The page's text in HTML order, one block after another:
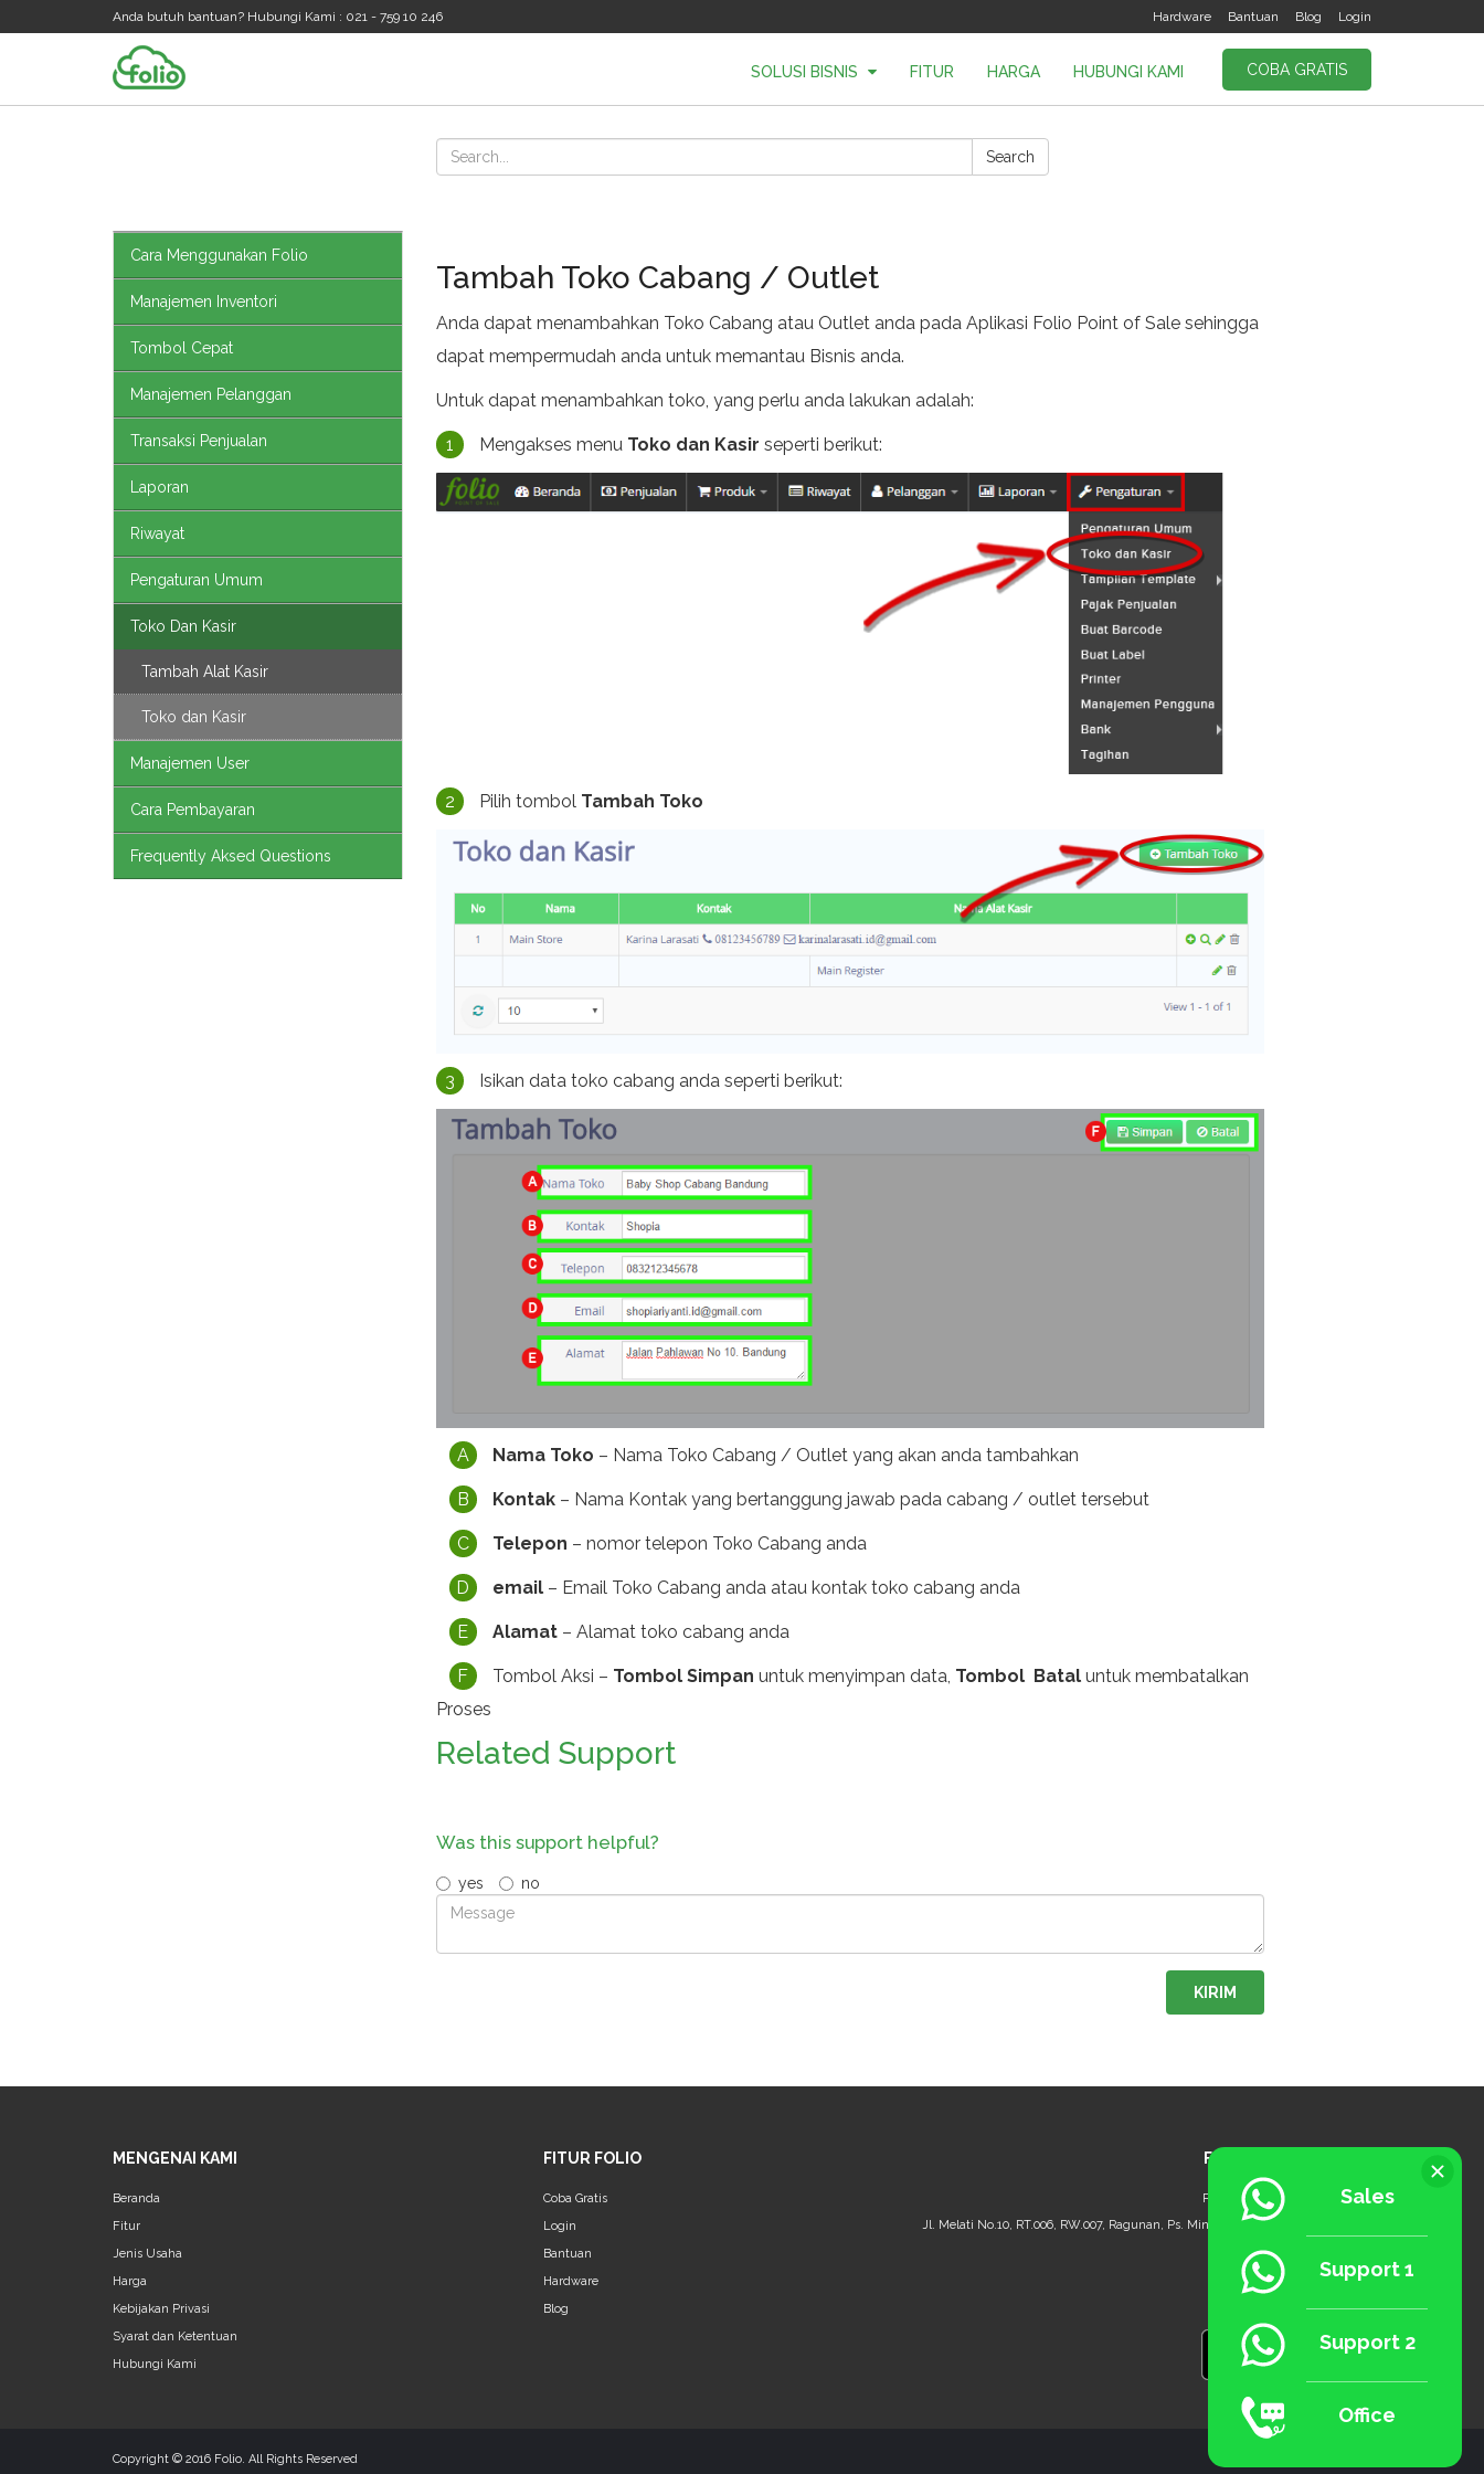
Anda butuh bantuan? Hubungi Kami : 021 - 759 10 246 Login
Blog
Bantuan
Hardware
COBA GRATIS
SOLUSI BISNIS FITUR HARGA HUBUNGI KAMI
Search
Cara Menggunakan Folio
Manajemen Inventori
Tombol Cepat
Manajemen Pelanggan
Transaksi Penjualan
Laporan
Riwayat
Pengaturan Umum
Toko Dan Kasir
Tambah Alat Kasir
Toko dan Kasir
Manajemen User
Cara Pembayaran
Frequently Aksed Questions
Tambah Toko Cabang / Outlet
Anda dapat menambahkan Toko Cabang atau Outlet anda pada Aplikasi Folio Point of Sale sehingga
dapat mempermudah anda untuk memantau Bisnis anda.
Untuk dapat menambahkan toko, yang perlu anda lakukan adalah:
1 Mengakses menu Toko dan Kasir seperti berikut:
2 Pilih tombol Tambah Toko
3 Isikan data toko cabang anda seperti berikut:
A Nama Toko – Nama Toko Cabang / Outlet yang akan anda tambahkan
B Kontak– Nama Kontak yang bertanggung jawab pada cabang / outlet tersebut
C Telepon – nomor telepon Toko Cabang anda
D email– Email Toko Cabang anda atau kontak toko cabang anda
E Alamat– Alamat toko cabang anda
F Tombol Aksi – Tombol Simpan untuk menyimpan data, Tombol Bataluntuk membatalkan
Proses
Related Support
Was this support helpful?
yes no
KIRIM
MENGENAI KAMI
Beranda
Fitur
Jenis Usaha
Harga
Kebijakan Privasi
Syarat dan Ketentuan
Hubungi Kami
FITUR FOLIO
Coba Gratis
Login
Bantuan
Hardware
Blog
FOLIO POINT OF SALE
PT. Deptech Digital Indonesia
Jl. Melati No.10, RT.006, RW.007, Ragunan, Ps. Minggu, Jakarta Selatan - 12550
Phone: 021 - 294 07 082
Copyright © 2016 Folio. All Rights Reserved
Sales
Support 1
Support 2
Office